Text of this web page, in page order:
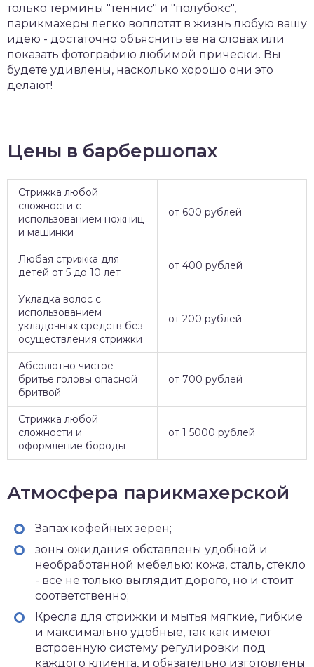
только термины "теннис" и "полубокс",
парикмахеры легко воплотят в жизнь любую вашу
идею - достаточно объяснить ее на словах или
показать фотографию любимой прически. Вы
будете удивлены, насколько хорошо они это
делают!
Цены в барбершопах
Стрижка любой
сложности с
использованием ножниц
и машинки
от 600 рублей
Любая стрижка для
детей от 5 до 10 лет
от 400 рублей
Укладка волос с
использованием
укладочных средств без
осуществления стрижки
от 200 рублей
Абсолютно чистое
бритье головы опасной
бритвой
от 700 рублей
Стрижка любой
сложности и
оформление бороды
от 1 5000 рублей
Атмосфера парикмахерской
Запах кофейных зерен;
зоны ожидания обставлены удобной и
необработанной мебелью: кожа, сталь, стекло
- все не только выглядит дорого, но и стоит
соответственно;
Кресла для стрижки и мытья мягкие, гибкие
и максимально удобные, так как имеют
встроенную систему регулировки под
каждого клиента, и обязательно изготовлены